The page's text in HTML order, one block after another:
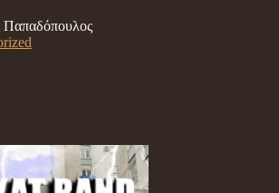
Παπαδόπουλος